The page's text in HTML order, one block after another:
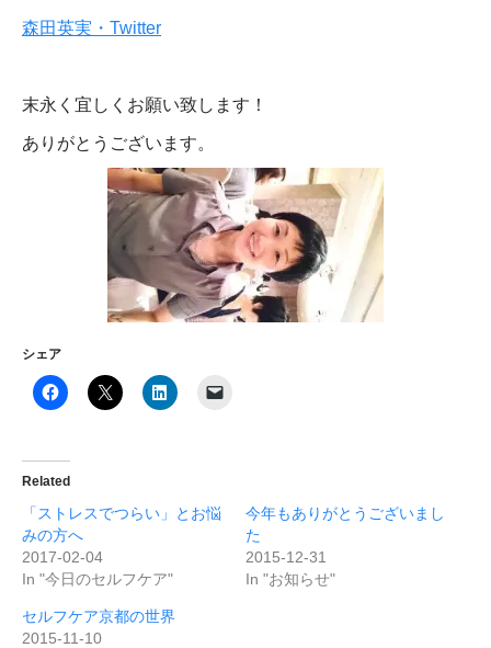
森田英実・Twitter
末永く宜しくお願い致します！
ありがとうございます。
シェア
Related
「ストレスでつらい」とお悩
みの方へ
2017-02-04
In "今日のセルフケア"
今年もありがとうございまし
た
2015-12-31
In "お知らせ"
セルフケア京都の世界
2015-11-10